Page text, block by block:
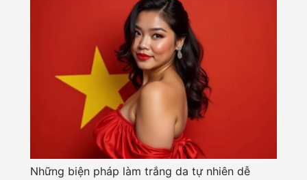
Những biện pháp làm trắng da tự nhiên dễ